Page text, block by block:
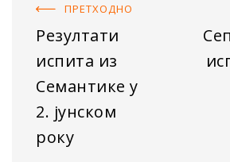
ПРЕТХОДНO
Резултати
испита из
Семантике у
2. јунском
року